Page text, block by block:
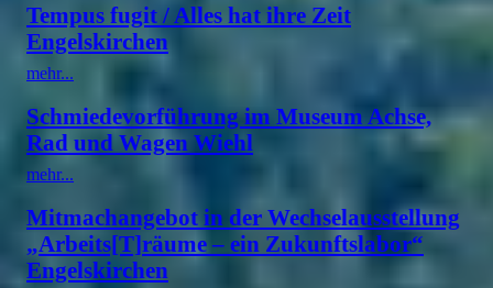
Tempus fugit / Alles hat ihre Zeit
Engelskirchen
mehr...
Schmiedevorführung im Museum Achse,
Rad und Wagen Wiehl
mehr...
Mitmachangebot in der Wechselausstellung
„Arbeits[T]räume – ein Zukunftslabor“
Engelskirchen